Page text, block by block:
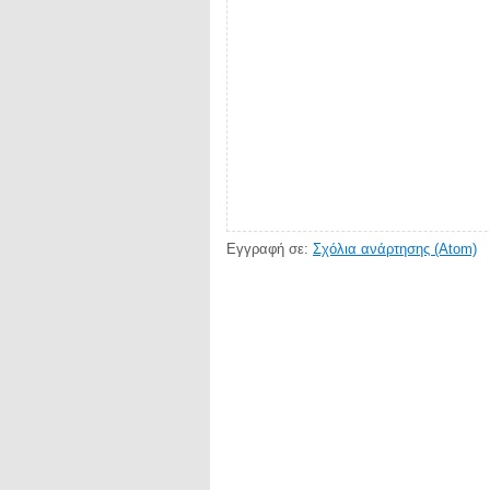
Εγγραφή σε: Σχόλια ανάρτησης (Atom)